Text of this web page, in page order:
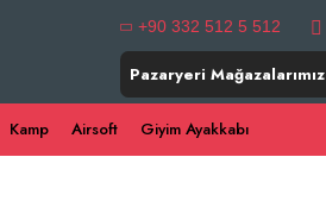
+90 332 512 5 512
Pazaryeri Mağazalarımız
Kamp Airsoft Giyim Ayakkabı